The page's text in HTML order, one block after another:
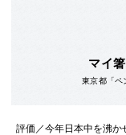
マイ
東京都「ペ
評価／今年日本中を沸か